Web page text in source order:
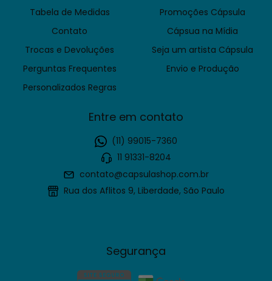
Tabela de Medidas
Contato
Trocas e Devoluções
Perguntas Frequentes
Personalizados Regras
Promoções Cápsula
Cápsua na Mídia
Seja um artista Cápsula
Envio e Produção
Entre em contato
(11) 99015-7360
11 91331-8204
contato@capsulashop.com.br
Rua dos Aflitos 9, Liberdade, São Paulo
Segurança